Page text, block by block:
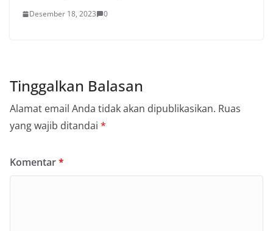
Desember 18, 2023 0
Tinggalkan Balasan
Alamat email Anda tidak akan dipublikasikan. Ruas
yang wajib ditandai *
Komentar*